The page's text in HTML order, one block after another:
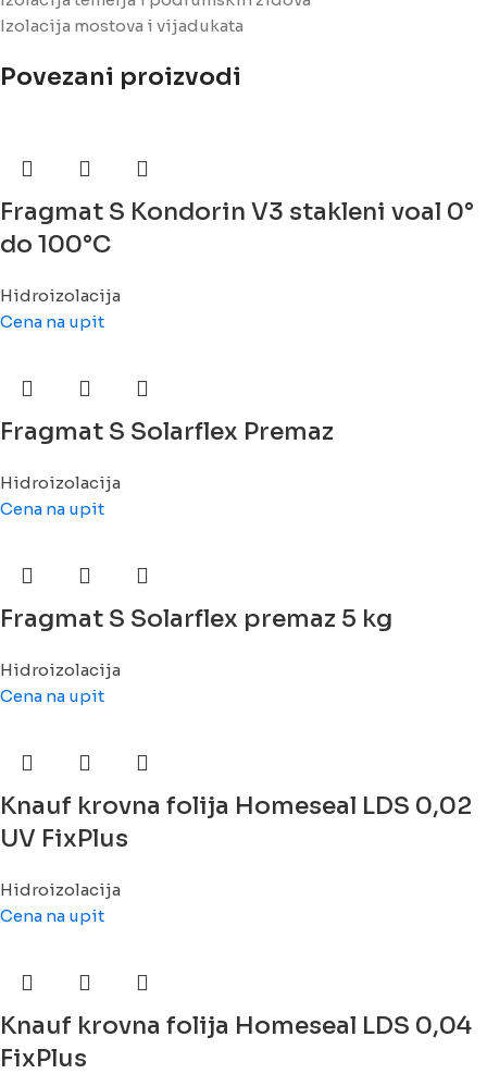
Izolacija mostova i vijadukata
Povezani proizvodi
Fragmat S Kondorin V3 stakleni voal 0°
do 100°C
Hidroizolacija
Cena na upit
Fragmat S Solarflex Premaz
Hidroizolacija
Cena na upit
Fragmat S Solarflex premaz 5 kg
Hidroizolacija
Cena na upit
Knauf krovna folija Homeseal LDS 0,02
UV FixPlus
Hidroizolacija
Cena na upit
Knauf krovna folija Homeseal LDS 0,04
FixPlus